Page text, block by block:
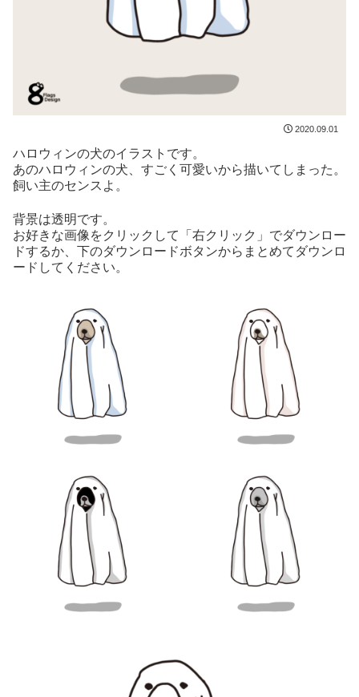
2020.09.01
ハロウィンの犬のイラストです。
あのハロウィンの犬、すごく可愛いから描いてしまった。
飼い主のセンスよ。
背景は透明です。
お好きな画像をクリックして「右クリック」でダウンロー
ドするか、下のダウンロードボタンからまとめてダウンロ
ードしてください。